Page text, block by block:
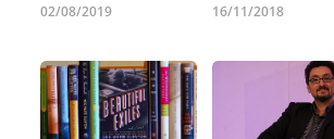
02/08/2019 16/11/2018